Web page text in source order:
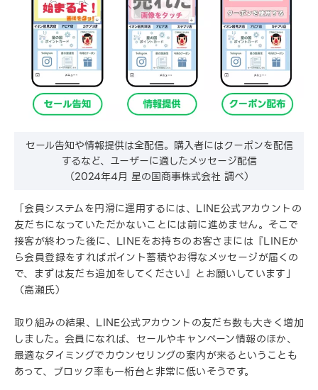
セール告知や情報提供は全配信。購入者にはクーポンを配信
するなど、ユーザーに適したメッセージ配信
（2024年4月 星の国商事株式会社 調べ）
「会員システムを円滑に運用するには、LINE公式アカウントの
友だちになっていただかないことには前に進めません。そこで
接客が終わった後に、LINEをお持ちのお客さまには『LINEか
ら会員登録をすればポイント蓄積やお得なメッセージが届くの
で、まずは友だち追加をしてください』とお願いしています」
（高瀬氏）
取り組みの結果、LINE公式アカウントの友だち数も大きく増加
しました。会員になれば、セールやキャンペーン情報のほか、
最適なタイミングでカウンセリングの案内が来るということも
あって、ブロック率も一桁台と非常に低いそうです。